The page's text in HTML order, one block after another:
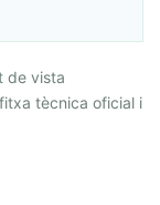
de vista
tècnica oficial i